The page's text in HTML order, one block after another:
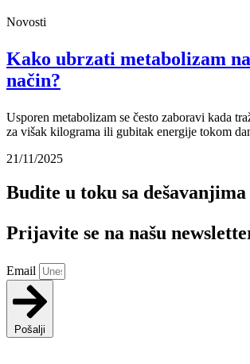
Novosti
Kako ubrzati metabolizam
način?
Usporen metabolizam se često zaboravi kada
za višak kilograma ili gubitak energije tokom
21/11/2025
Budite u toku sa dešavanjima
Prijavite se na našu
Email
Pošalji